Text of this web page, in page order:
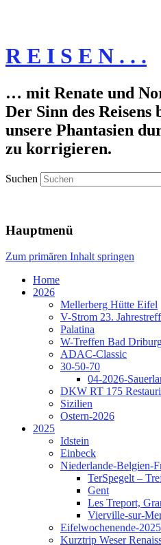
R E I S E N . . .
… mit Renate und
Der Sinn des Reisens
unsere Phantasien
zu korrigieren.
Suchen
Hauptmenü
Zum primären Inhalt springen
Home
2026
Mellerberg Hütte Eifel
V-Strom 23.
Palatina
W-Treffen Bad
ADAC-Classic
30-50-70
04-2026-
DKW RT 175
Sizilien
Ostern-2026
2025
Idstein
Einbeck
Niederlande-Belgien-
TerSpegelt –
Gent
Les Treport,
Vierville-sur-
Eifelwochenende-2025
Kurztrip Weser